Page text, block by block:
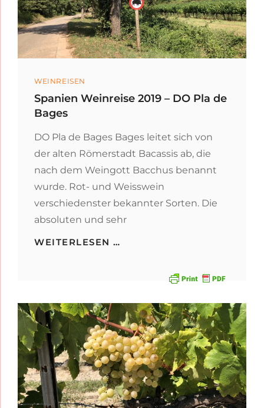
Categories
WEINREISEN
Spanien Weinreise 2019 – DO Pla de
Bages
DO Pla de Bages Bages leitet sich von
der alten Römerstadt Bacassis ab, die
nach dem Weingott Bacchus benannt
wurde. Rot- und Weisswein
verschiedenster bekannter Sorten. Die
absoluten und sehr
WEITERLESEN …
DE
BAGES